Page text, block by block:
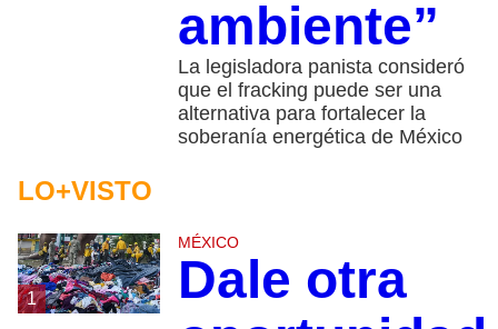
ambiente”
La legisladora panista consideró
que el fracking puede ser una
alternativa para fortalecer la
soberanía energética de México
LO+VISTO
1
MÉXICO
Dale otra